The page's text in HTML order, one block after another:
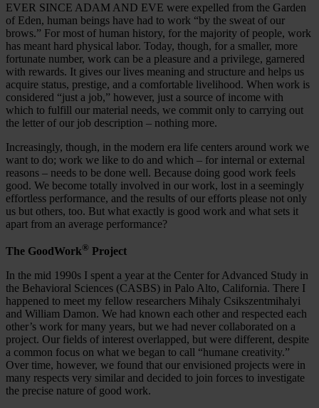
EVER SINCE ADAM AND EVE were expelled from the Garden
of Eden, human beings have had to work “by the sweat of our
brows.” For most of human history, for the majority of people, work
has meant hard physical labor. Today, though, for a smaller, more
fortunate number, work can be a pleasure and a privilege, garnered
with rewards. It gives our lives meaning and structure and helps us
acquire status, prestige, and a comfortable livelihood. When work is
considered “just a job,” however, just a source of income with
which to fulfill our material needs, we commit only to carrying out
the letter of our job description – nothing more.
Increasingly, though, in the modern era life centers around work we
want to do; work we like to do and which – for internal or external
reasons – needs to be done well. Because doing good work feels
good. We become totally involved in our work, lost in a seemingly
effortless performance, and the results of our efforts please not only
us but others, too. But what exactly is good work and what sets it
apart from an average performance?
The GoodWork® Project
In the mid 1990s I spent a year at the Center for Advanced Study in
the Behavioral Sciences (CASBS) in Palo Alto, California. There I
happened to meet my fellow researchers Mihaly Csikszentmihalyi
and William Damon. We had known each other and respected each
other’s work for many years, but we had never collaborated on a
project. Our fields of interest overlapped, but were different, despite
a common focus on what we began to call “humane creativity.”
Over time, however, we found that our envisioned projects were in
many respects very similar and decided to join forces to investigate
the precise nature of good work.